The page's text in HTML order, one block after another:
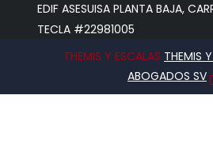
EDIF ASESUISA PLANTA BAJA,
TECLA #22981005
info@hobbycentersv.com
76971338
THEMIS Y ESCALAS THEMIS
ABOGADOS SV